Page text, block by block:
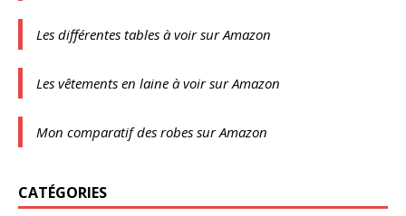
Les différentes tables à voir sur Amazon
Les vêtements en laine à voir sur Amazon
Mon comparatif des robes sur Amazon
CATÉGORIES